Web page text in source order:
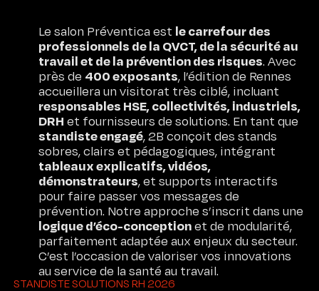
Le salon Préventica est le carrefour des
professionnels de la QVCT, de la sécurité au
travail et de la prévention des risques. Avec
près de 400 exposants, l’édition de Rennes
accueillera un visitorat très ciblé, incluant
responsables HSE, collectivités, industriels,
DRH et fournisseurs de solutions. En tant que
standiste engagé, 2B conçoit des stands
sobres, clairs et pédagogiques, intégrant
tableaux explicatifs, vidéos,
démonstrateurs, et supports interactifs
pour faire passer vos messages de
prévention. Notre approche s’inscrit dans une
logique d’éco-conceptionet de modularité,
parfaitement adaptée aux enjeux du secteur.
C’est l’occasion de valoriser vos innovations
au service de la santé au travail.
STANDISTE SOLUTIONS RH 2026